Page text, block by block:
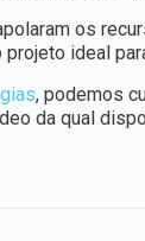
os
ideal
, podemos
da qual